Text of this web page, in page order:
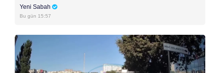
Yeni Sabah
Bu gün 15:57